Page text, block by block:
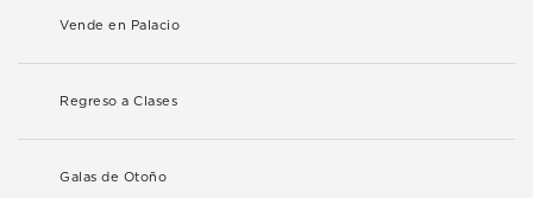
Vende en Palacio
Regreso a Clases
Galas de Otoño